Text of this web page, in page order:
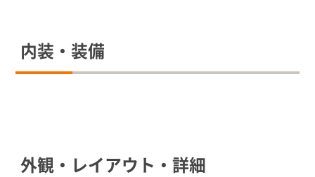
内装・装備
外観・レイアウト・詳細